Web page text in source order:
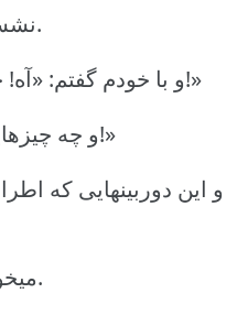
نشسته بود کنار این همه دوربین.
و با خودم گفتم: «آه! چه چیزهایی که این آدم دیده!»
«و چه چیزهایی هست که میخواهد ببیند!»
میخواستم بروم با او صحبت کنم.